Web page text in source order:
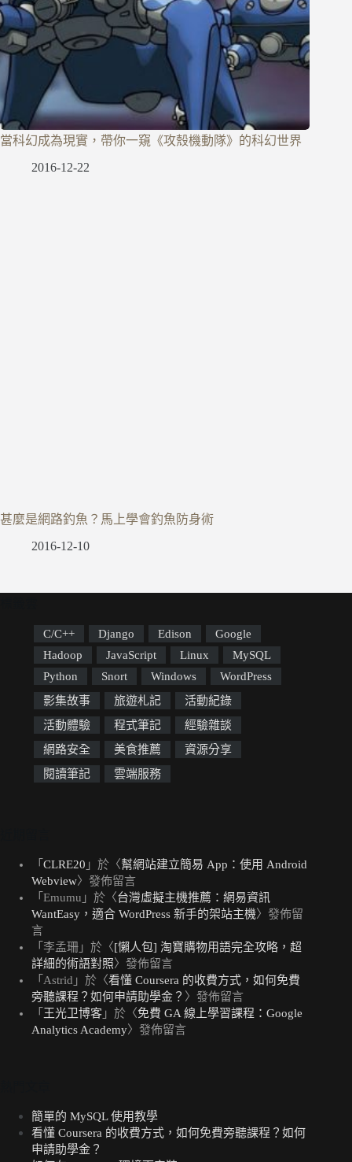
當科幻成為現實，帶你一窺《攻殼機動隊》的科幻世界
2016-12-22
甚麼是網路釣魚？馬上學會釣魚防身術
2016-12-10
C/C++ Django Edison
Google
Hadoop
JavaScript Linux
MySQL
Python
Snort Windows
WordPress
影集故事
旅遊札記
活動紀錄
活動體驗
程式筆記
經驗雜談
網路安全
美食推薦
資源分享
閱讀筆記
雲端服務
「 CLRE20 」於〈幫網站建立簡易 App：使用 Android
Webview〉發佈留言
「 Emumu 」於〈台灣虛擬主機推薦：網易資訊
WantEasy，適合 WordPress 新手的架站主機〉發佈留
言
「 李孟珊 」於〈[懶人包] 淘寶購物用語完全攻略，超
詳細的術語對照〉發佈留言
「 Astrid 」於〈看懂 Coursera 的收費方式，如何免費
旁聽課程？如何申請助學金？ 〉發佈留言
「 王光卫博客 」於〈免費 GA 線上學習課程：Google
Analytics Academy〉發佈留言
簡單的 MySQL 使用教學
看懂 Coursera 的收費方式，如何免費旁聽課程？如何
申請助學金？